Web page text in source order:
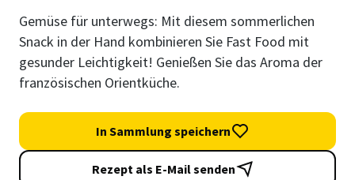
Gemüse für unterwegs: Mit diesem sommerlichen
Snack in der Hand kombinieren Sie Fast Food mit
gesunder Leichtigkeit! Genießen Sie das Aroma der
französischen Orientküche.
In Sammlung speichern
Rezept als E-Mail senden